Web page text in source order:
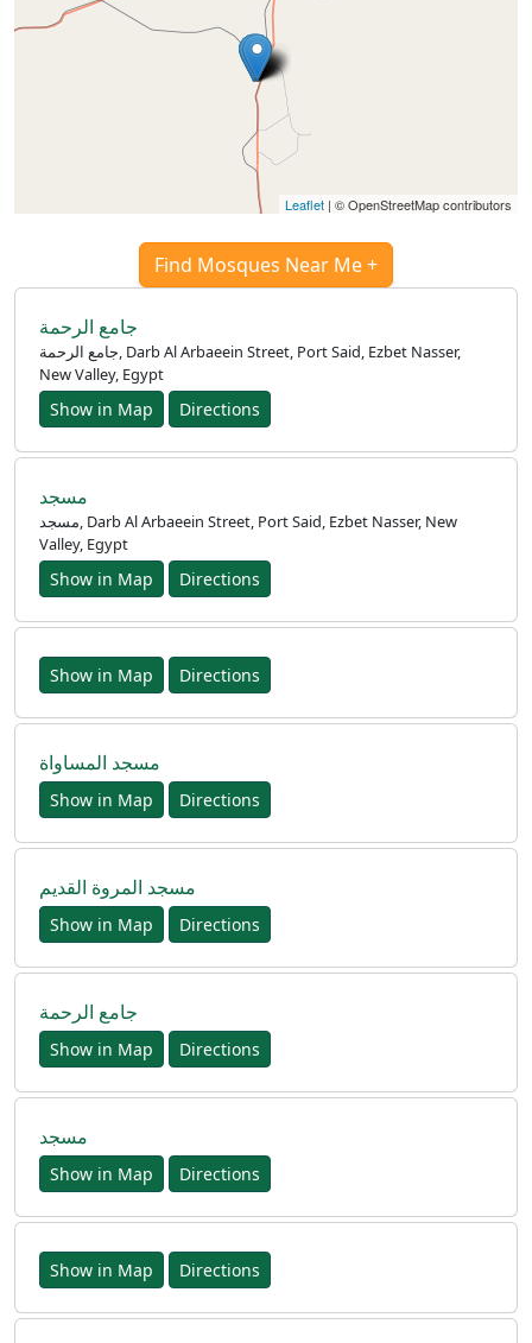
Accueil
Prayer
Times
English
العربيّة
Türkçe
اردو
Leaflet | © OpenStreetMap contributors
Find Mosques Near Me +
جامع الرحمة
جامع الرحمة, Darb Al Arbaeein Street, Port Said, Ezbet Nasser,
New Valley, Egypt
Show in Map Directions
مسجد
مسجد, Darb Al Arbaeein Street, Port Said, Ezbet Nasser, New
Valley, Egypt
Show in Map Directions
Show in Map Directions
مسجد المساواة
Show in Map Directions
مسجد المروة القديم
Show in Map Directions
جامع الرحمة
Show in Map Directions
مسجد
Show in Map Directions
Show in Map Directions